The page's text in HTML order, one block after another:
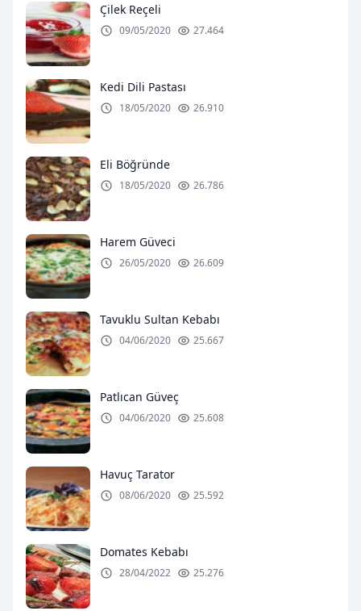
Çilek Reçeli
09/05/2020 27.464
Kedi Dili Pastası
18/05/2020 26.910
Eli Böğründe
18/05/2020 26.786
Harem Güveci
26/05/2020 26.609
Tavuklu Sultan Kebabı
04/06/2020 25.667
Patlıcan Güveç
04/06/2020 25.608
Havuç Tarator
08/06/2020 25.592
Domates Kebabı
28/04/2022 25.276